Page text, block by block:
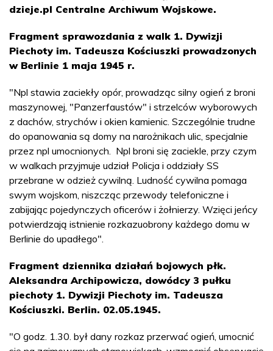
dzieje.pl Centralne Archiwum Wojskowe.
Fragment sprawozdania z walk 1. Dywizji
Piechoty im. Tadeusza Kościuszki prowadzonych
w Berlinie 1 maja 1945 r.
"Npl stawia zaciekły opór, prowadząc silny ogień z broni
maszynowej, "Panzerfaustów" i strzelców wyborowych
z dachów, strychów i okien kamienic. Szczególnie trudne
do opanowania są domy na narożnikach ulic, specjalnie
przez npl umocnionych. Npl broni się zaciekle, przy czym
w walkach przyjmuje udział Policja i oddziały SS
przebrane w odzież cywilną. Ludność cywilna pomaga
swym wojskom, niszcząc przewody telefoniczne i
zabijając pojedynczych oficerów i żołnierzy. Wzięci jeńcy
potwierdzają istnienie rozkazuobrony każdego domu w
Berlinie do upadłego".
Fragment dziennika działań bojowych płk.
Aleksandra Archipowicza, dowódcy 3 pułku
piechoty 1. Dywizji Piechoty im. Tadeusza
Kościuszki. Berlin. 02.05.1945.
"O godz. 1.30. był dany rozkaz przerwać ogień, umocnić